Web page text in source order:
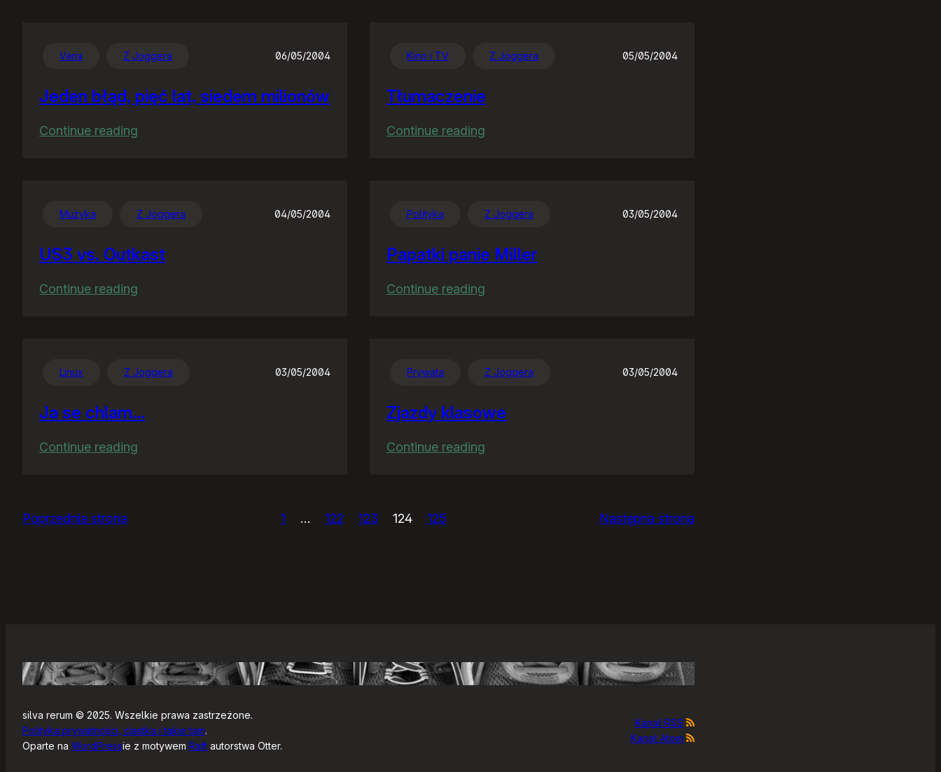
Varia Z Joggera 06/05/2004
Jeden błąd, pięć lat, siedem milionów
Continue reading
lat,
milionów
Kino i TV Z Joggera 05/05/2004
Tłumaczenie
Continue reading
Muzyka Z Joggera 04/05/2004
US3 vs. Outkast
Continue reading
Polityka Z Joggera 03/05/2004
Papatki panie Miller
Continue reading
Linux Z Joggera 03/05/2004
Ja se chlam…
Continue reading
Prywata Z Joggera 03/05/2004
Zjazdy klasowe
Continue reading
Poprzednia strona 1 … 122 123 124 125 Następna strona
silva rerum © 2025. Wszelkie prawa zastrzeżone.
Polityka prywatności, ciastka i takie tam.
Oparte na WordPressie z motywem Raft autorstwa Otter.
Kanał RSS
Kanał Atom